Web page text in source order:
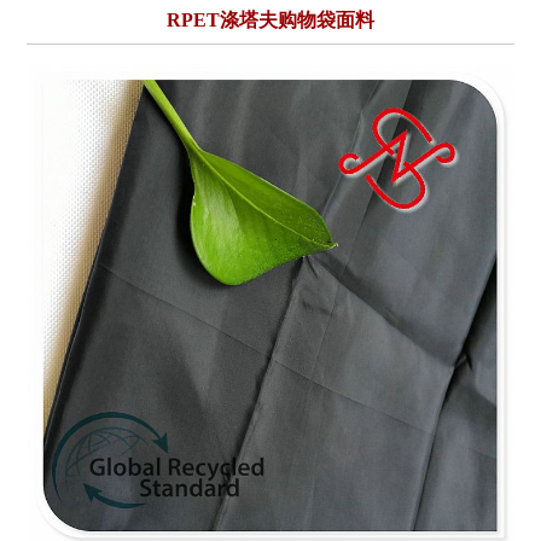
RPET涤塔夫购物袋面料